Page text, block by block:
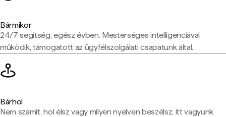
Bármikor
24/7 segítség, egész évben. Mesterséges intelligenciával
működik, támogatott az ügyfélszolgálati csapatunk által.
Bárhol
Nem számít, hol élsz vagy milyen nyelven beszélsz, itt vagyunk